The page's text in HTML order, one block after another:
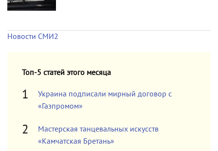
Новости СМИ2
Топ-5 статей этого месяца
Украина подписали мирный договор с
«Газпромом»
Мастерская танцевальных искусств
«Камчатская Бретань»